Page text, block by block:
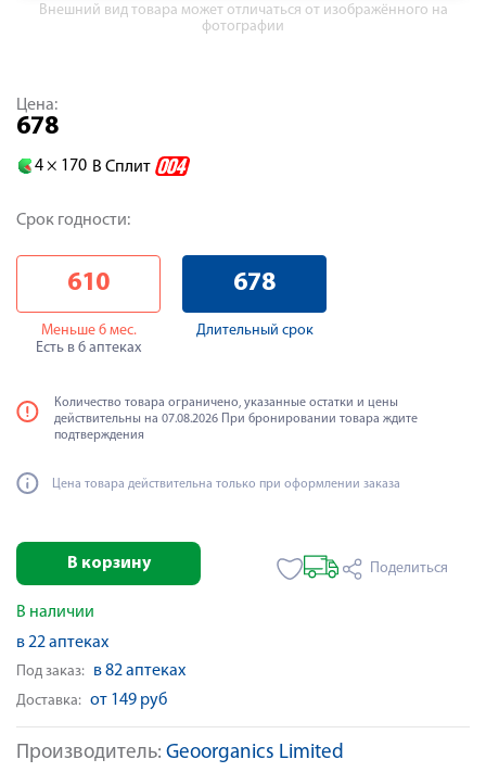
Внешний вид товара может отличаться от изображённого на
фотографии
Производитель: Geoorganics Limited
Цена:
678
4 × 170 В Сплит
Срок годности:
610
Меньше 6 мес.
Есть в 6 аптеках
678
Длительный срок
Количество товара ограничено, указанные остатки и цены
действительны на 07.08.2026 При бронировании товара ждите
подтверждения
Цена товара действительна только при оформлении заказа
В корзину Поделиться
В наличии
в 22 аптеках
Под заказ: в 82 аптеках
Доставка: от 149 руб